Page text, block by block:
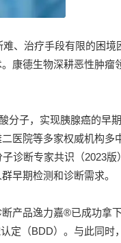
、治疗手段有限的困
康德生物深耕恶性肿瘤
分子，实现胰腺癌的早
医院等多家权威机构多
诊断专家共识（2023
早期检测和诊断需求。
产品逸力嘉®已成功拿
定（BDD）。与此同时